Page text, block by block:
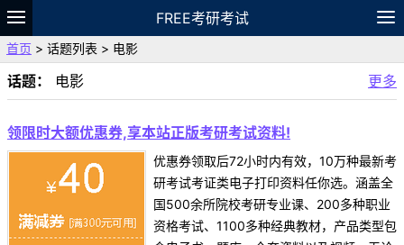
FREE考研考试
题库
故事 专题
VIP
资料
首页 > 话题列表 > 电影
话题： 电影 更多
领限时大额优惠券,享本站正版考研考试资料!
优惠券领取后72小时内有效，10万种最新考
研考试考证类电子打印资料任你选。涵盖全
国500余所院校考研专业课、200多种职业
资格考试、1100多种经典教材，产品类型包